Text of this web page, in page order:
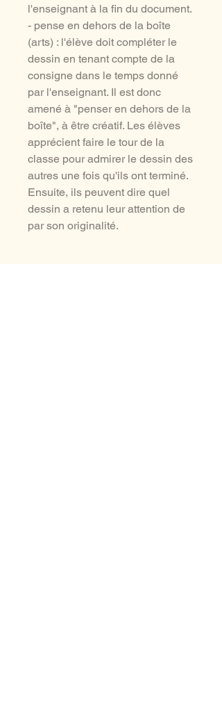
l'enseignant à la fin du document.
- pense en dehors de la boîte
(arts) : l'élève doit compléter le
dessin en tenant compte de la
consigne dans le temps donné
par l'enseignant. Il est donc
amené à "penser en dehors de la
boîte", à être créatif. Les élèves
apprécient faire le tour de la
classe pour admirer le dessin des
autres une fois qu'ils ont terminé.
Ensuite, ils peuvent dire quel
dessin a retenu leur attention de
par son originalité.